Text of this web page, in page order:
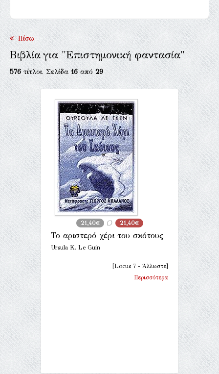
Πίσω
Βιβλία για "Επιστημονική φαντασία"
576τίτλοι. Σελίδα16από29
21,40€ 21,40€
Το αριστερό χέρι του σκότους
Ursula K. Le Guin
[Locus 7 - Άλλωστε]
Περισσότερα